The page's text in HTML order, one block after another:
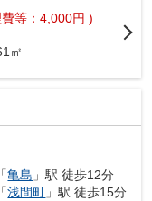
等：4,000円 )
㎡
「亀島 」駅 徒歩12分
「浅間町 」駅 徒歩15分